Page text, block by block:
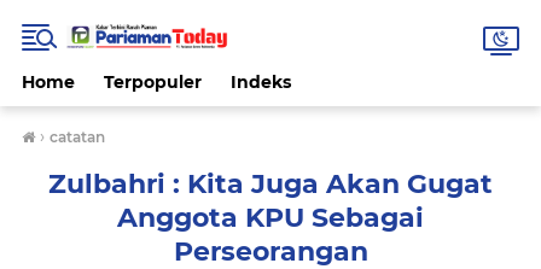
Home Terpopuler Indeks
› catatan
Zulbahri : Kita Juga Akan Gugat
Anggota KPU Sebagai
Perseorangan